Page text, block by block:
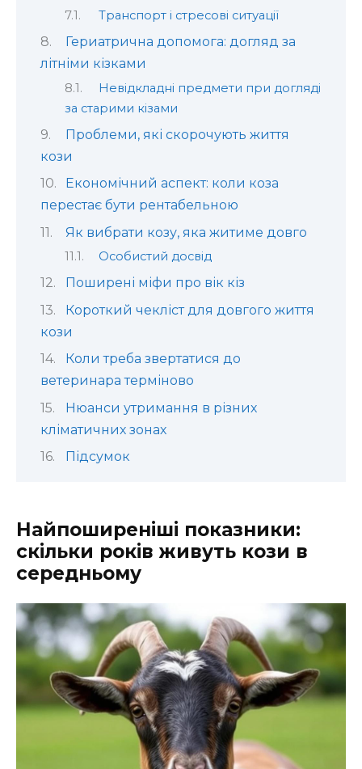
Транспорт і стресові ситуації
Гериатрична допомога: догляд за
літніми кізками
Невідкладні предмети при догляді
за старими кізами
Проблеми, які скорочують життя
кози
Економічний аспект: коли коза
перестає бути рентабельною
Як вибрати козу, яка житиме довго
Особистий досвід
Поширені міфи про вік кіз
Короткий чекліст для довгого життя
кози
Коли треба звертатися до
ветеринара терміново
Нюанси утримання в різних
кліматичних зонах
Підсумок
Найпоширеніші показники:
скільки років живуть кози в
середньому